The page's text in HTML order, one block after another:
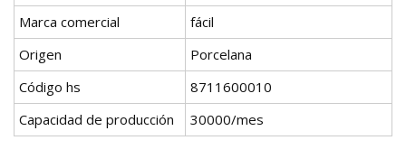
Marca comercial
fácil
Origen
Porcelana
Código hs
8711600010
Capacidad de producción
30000/mes